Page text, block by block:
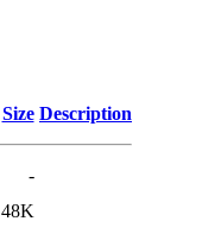
Size Description
-
48K